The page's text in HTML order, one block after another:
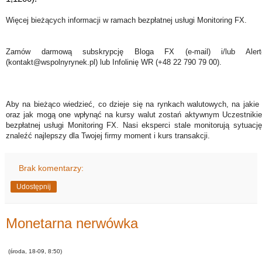
Więcej bieżących informacji w ramach bezpłatnej usługi Monitoring FX.
Zamów darmową subskrypcję Bloga FX (e-mail) i/lub
(kontakt@wspolnyrynek.pl) lub Infolinię WR (+48 22 790 79 00).
Aby na bieżąco wiedzieć, co dzieje się na rynkach walutowych, na
oraz jak mogą one wpłynąć na kursy walut zostań aktywnym
bezpłatnej usługi Monitoring FX. Nasi eksperci stale monitorują
znaleźć najlepszy dla Twojej firmy moment i kurs transakcji.
Brak komentarzy:
Udostępnij
Monetarna nerwówka
(środa, 18-09, 8:50)